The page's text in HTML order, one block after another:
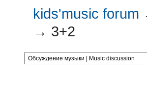
kids'music forum
→ 3+2